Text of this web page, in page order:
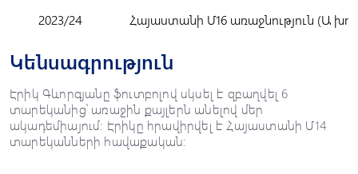
2023/24 Հայաստանի Մ16 առաջնություն (Ա
Կենսագրություն
Էրիկ Գևորգյանը ֆուտբոլով սկսել է զբաղվել 6
տարեկանից՝ առաջին քայլերն անելով մեր
ակադեմիայում: Էրիկը հրավիրվել է Հայաստանի Մ14
տարեկանների հավաքական: